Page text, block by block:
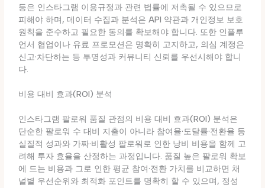
등은 인스타그램 이용규정과 관련 법률에 저촉될 수 있으므로
피해야 하며, 데이터 수집과 분석은 API 약관과 개인정보 보호
원칙을 준수하고 필요한 동의를 확보해야 합니다. 또한 인플루
언서 협업이나 유료 프로모션은 명확히 고지하고, 의심 계정은
신고·차단하는 등 투명성과 커뮤니티 신뢰를 우선시해야 합니
다.
비용 대비 효과(ROI) 분석
인스타그램 팔로워 품질 관점의 비용 대비 효과(ROI) 분석은
단순한 팔로워 수 대비 지출이 아니라 참여율·도달률·전환율 등
실질적 성과와 가짜·비활성 팔로워로 인한 낭비 비용을 함께 고
려해 투자 효율을 산정하는 과정입니다. 품질 높은 팔로워 확보
에 드는 비용과 그로 인한 평균 참여·전환 가치를 비교하면 채
널별 우선순위와 최적화 포인트를 명확히 할 수 있으며, 정성